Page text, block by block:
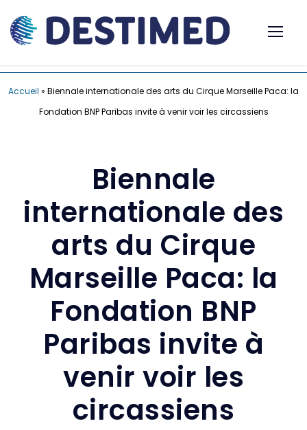
Accueil » Biennale internationale des arts du Cirque Marseille Paca: la
Fondation BNP Paribas invite à venir voir les circassiens
Biennale
internationale des
arts du Cirque
Marseille Paca: la
Fondation BNP
Paribas invite à
venir voir les
circassiens